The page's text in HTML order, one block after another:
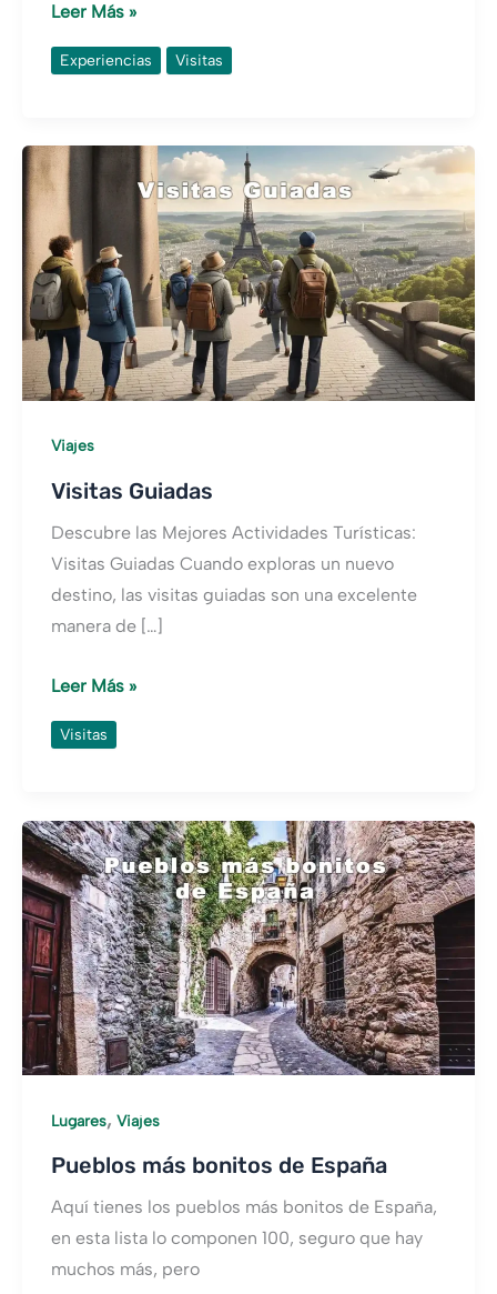
Turismo
Nocturno
Leer Más »
Experiencias Visitas
Viajes
Visitas Guiadas
Descubre las Mejores Actividades Turísticas:
Visitas Guiadas Cuando exploras un nuevo
destino, las visitas guiadas son una excelente
manera de […]
Visitas
Guiadas
Leer Más »
Visitas
Lugares, Viajes
Pueblos más bonitos de España
Aquí tienes los pueblos más bonitos de España,
en esta lista lo componen 100, seguro que hay
muchos más, pero